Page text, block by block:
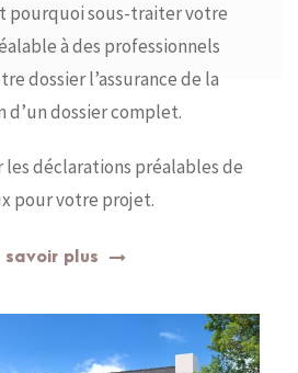
pourquoi sous-traiter votre
à des professionnels
dossier l’assurance de la
d’un dossier complet.
les déclarations préalables de
pour votre projet.
savoir plus